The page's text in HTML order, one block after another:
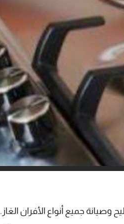
جميع أنواع الأفران الغاز.